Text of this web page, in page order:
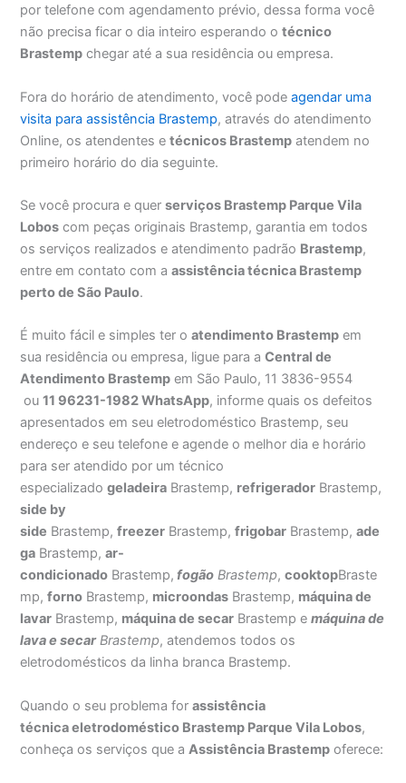
por telefone com agendamento prévio, dessa forma você
não precisa ficar o dia inteiro esperando otécnico
Brastemp chegar até a sua residência ou empresa.
Fora do horário de atendimento, você podeagendar uma
visita para assistência Brastemp, através do atendimento
Online, os atendentes etécnicos Brastemp atendem no
primeiro horário do dia seguinte.
Se você procura e querserviços Brastemp Parque Vila
Lobos com peças originais Brastemp, garantia em todos
os serviços realizados e atendimento padrão Brastemp,
entre em contato com aassistência técnica Brastemp
perto de São Paulo.
É muito fácil e simples ter oatendimento Brastemp em
sua residência ou empresa, ligue para aCentral de
Atendimento Brastemp em São Paulo, 11 3836-9554
ou11 96231-1982 WhatsApp, informe quais os defeitos
apresentados em seu eletrodoméstico Brastemp, seu
endereço e seu telefone e agende o melhor dia e horário
para ser atendido por um técnico
especializadogeladeira Brastemp, refrigerador Brastemp,
side by
side Brastemp,freezer Brastemp,frigobar Brastemp,ade
ga Brastemp,ar-
condicionado Brastemp, fogão Brastemp,cooktopBraste
mp,forno Brastemp, microondas Brastemp, máquina de
lavar Brastemp, máquina de secar Brastemp emáquina de
lava e secarBrastemp, atendemos todos os
eletrodomésticos da linha branca Brastemp.
Quando o seu problema forassistência
técnica eletrodoméstico Brastemp Parque Vila Lobos,
conheça os serviços que aAssistência Brastemp oferece: